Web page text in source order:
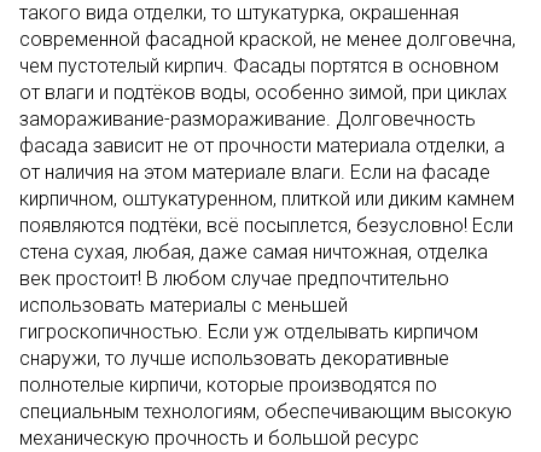
такого вида отделки, то штукатурка, окрашенная
современной фасадной краской, не менее долговечна,
чем пустотелый кирпич. Фасады портятся в основном
от влаги и подтёков воды, особенно зимой, при циклах
замораживание-размораживание. Долговечность
фасада зависит не от прочности материала отделки, а
от наличия на этом материале влаги. Если на фасаде
кирпичном, оштукатуренном, плиткой или диким камнем
появляются подтёки, всё посыплется, безусловно! Если
стена сухая, любая, даже самая ничтожная, отделка
век простоит! В любом случае предпочтительно
использовать материалы с меньшей
гигроскопичностью. Если уж отделывать кирпичом
снаружи, то лучше использовать декоративные
полнотелые кирпичи, которые производятся по
специальным технологиям, обеспечивающим высокую
механическую прочность и большой ресурс